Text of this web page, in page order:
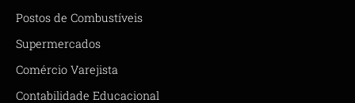
Postos de Combustíveis
Supermercados
Comércio Varejista
Contabilidade Educacional